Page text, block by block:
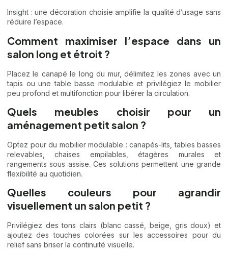
Insight : une décoration choisie amplifie la qualité d’usage sans
réduire l’espace.
Comment maximiser l’espace dans un
salon long et étroit ?
Placez le canapé le long du mur, délimitez les zones avec un
tapis ou une table basse modulable et privilégiez le mobilier
peu profond et multifonction pour libérer la circulation.
Quels meubles choisir pour un
aménagement petit salon ?
Optez pour du mobilier modulable : canapés-lits, tables basses
relevables, chaises empilables, étagères murales et
rangements sous assise. Ces solutions permettent une grande
flexibilité au quotidien.
Quelles couleurs pour agrandir
visuellement un salon petit ?
Privilégiez des tons clairs (blanc cassé, beige, gris doux) et
ajoutez des touches colorées sur les accessoires pour du
relief sans briser la continuité visuelle.